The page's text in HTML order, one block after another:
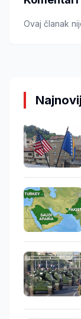
Ovaj članak